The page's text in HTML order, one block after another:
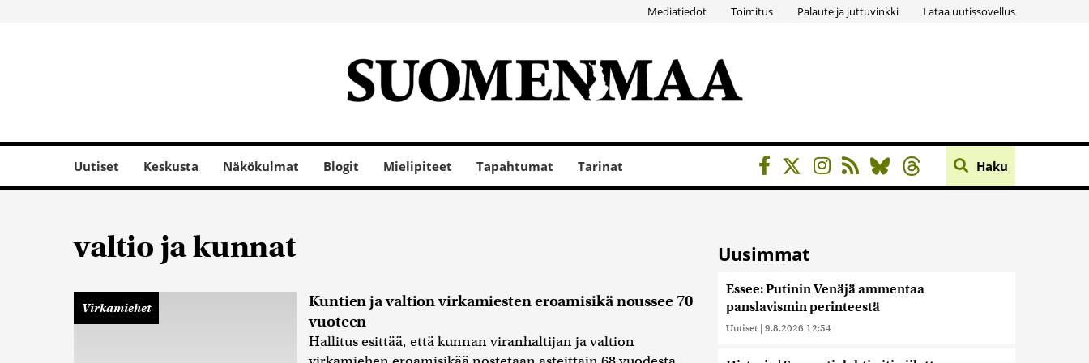
Mediatiedot Toimitus Palaute ja juttuvinkki Lataa uutissovellus
Uutiset Keskusta Näkökulmat Blogit Mielipiteet Tapahtumat Tarinat Haku
valtio ja kunnat
Virkamiehet
Kuntien ja valtion virkamiesten eroamisikä noussee 70
vuoteen
Hallitus esittää, että kunnan viranhaltijan ja valtion
Uusimmat
Essee: Putinin Venäjä ammentaa
panslavismin perinteestä
Uutiset | 9.8.2026 12:54